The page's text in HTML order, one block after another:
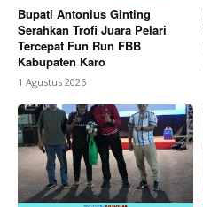
Bupati Antonius Ginting
Serahkan Trofi Juara Pelari
Tercepat Fun Run FBB
Kabupaten Karo
1 Agustus 2026